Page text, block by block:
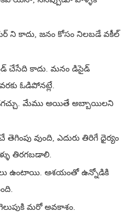
ని కాదు, జనం కోసం నిలబడే వకీల్
చేసేది కాదు. మనం డిసైడ్
ఓడిపోనట్లే.
మేము అయితే అబ్బాయిలని
వుంది, ఎదురు తిరిగే ధైర్యం
తిరగబడాలి.
ఉంటాయి. ఆశయంతో ఉన్నోడికి
మరో అవకాశం.